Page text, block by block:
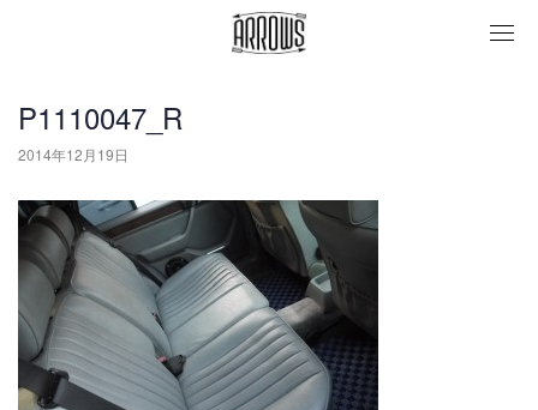
P1110047_R
2014年12月19日